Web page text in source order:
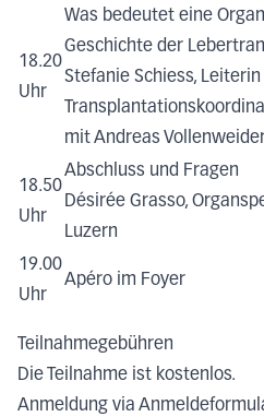
18.20
Uhr
Was bedeutet eine
Geschichte der
Stefanie Schiess, Leiterin
mit Andreas
18.50
Uhr
Abschluss und Fragen
Désirée Grasso,
Luzern
19.00
Uhr
Apéro im Foyer
Teilnahmegebühren
Die Teilnahme ist kostenlos.
Anmeldung via